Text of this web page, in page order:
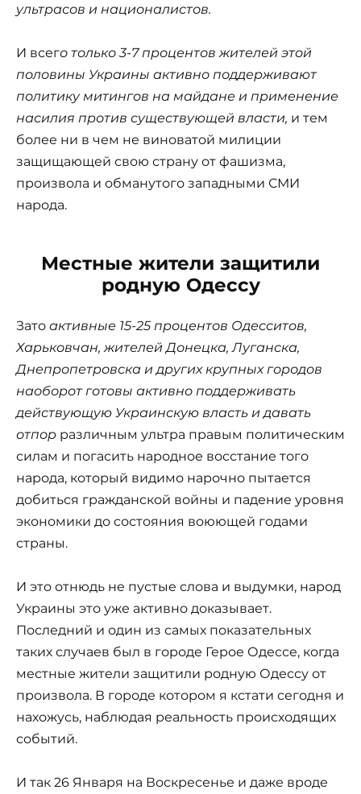
ультрасов и националистов.
И всего только 3-7 процентов жителей этой
половины Украины активно поддерживают
политику митингов на майдане и применение
насилия против существующей власти, и тем
более ни в чем не виноватой милиции
защищающей свою страну от фашизма,
произвола и обманутого западными СМИ
народа.
Местные жители защитили
родную Одессу
Зато активные 15-25 процентов Одесситов,
Харьковчан, жителей Донецка, Луганска,
Днепропетровска и других крупных городов
наоборот готовы активно поддерживать
действующую Украинскую власть и давать
отпор различным ультра правым политическим
силам и погасить народное восстание того
народа, который видимо нарочно пытается
добиться гражданской войны и падение уровня
экономики до состояния воюющей годами
страны.
И это отнюдь не пустые слова и выдумки, народ
Украины это уже активно доказывает.
Последний и один из самых показательных
таких случаев был в городе Герое Одессе, когда
местные жители защитили родную Одессу от
произвола. В городе котором я кстати сегодня и
нахожусь, наблюдая реальность происходящих
событий.
И так 26 Января на Воскресенье и даже вроде